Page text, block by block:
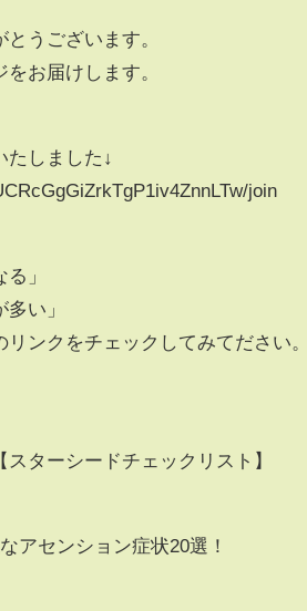
うございます。
お届けします。
たしました↓
join
」
い」
ンクをチェックしてみてださい。
ターシードチェックリスト】
アセンション症状20選！